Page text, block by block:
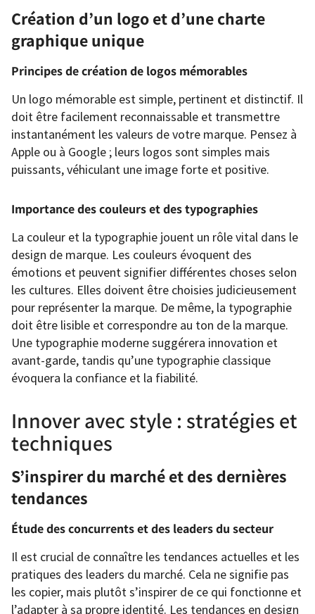
Création d’un logo et d’une charte
graphique unique
Principes de création de logos mémorables
Un logo mémorable est simple, pertinent et distinctif. Il
doit être facilement reconnaissable et transmettre
instantanément les valeurs de votre marque. Pensez à
Apple ou à Google ; leurs logos sont simples mais
puissants, véhiculant une image forte et positive.
Importance des couleurs et des typographies
La couleur et la typographie jouent un rôle vital dans le
design de marque. Les couleurs évoquent des
émotions et peuvent signifier différentes choses selon
les cultures. Elles doivent être choisies judicieusement
pour représenter la marque. De même, la typographie
doit être lisible et correspondre au ton de la marque.
Une typographie moderne suggérera innovation et
avant-garde, tandis qu’une typographie classique
évoquera la confiance et la fiabilité.
Innover avec style : stratégies et
techniques
S’inspirer du marché et des dernières
tendances
Étude des concurrents et des leaders du secteur
Il est crucial de connaître les tendances actuelles et les
pratiques des leaders du marché. Cela ne signifie pas
les copier, mais plutôt s’inspirer de ce qui fonctionne et
l’adapter à sa propre identité. Les tendances en design